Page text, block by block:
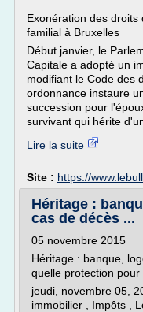
Exonération des
familial à Bruxelles
Début janvier, le
Capitale a adopté un
modifiant le Code des
ordonnance instaure
succession pour
survivant qui hérite
Lire la suite
Site : https://
Héritage :
cas de décès ...
05 novembre 2015
Héritage : banque,
quelle protection
jeudi, novembre 05,
immobilier , Impôts ,